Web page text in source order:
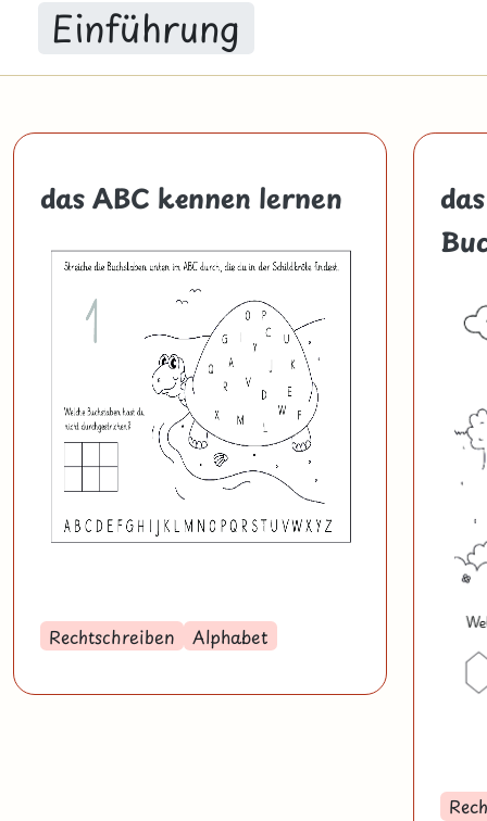
Einführung
das ABC kennen lernen
Rechtschreiben Alphabet